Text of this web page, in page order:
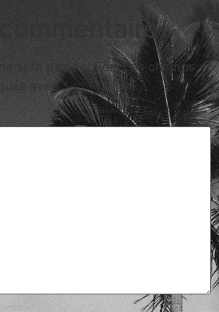
commentaire
sera pas publiée. Les champs
avec*